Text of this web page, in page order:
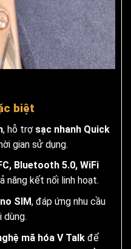
biệt
, hỗ trợ sạc nhanh Quick
gian sử dụng.
Bluetooth 5.0, WiFi
năng kết nối linh hoạt.
SIM, đáp ứng nhu cầu
dùng.
mã hóa V Talkđể